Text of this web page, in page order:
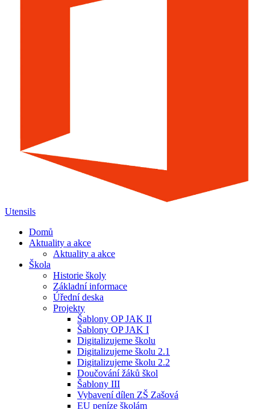
Utensils
Domů
Aktuality a akce
Aktuality a akce
Škola
Historie školy
Základní informace
Úřední deska
Projekty
Šablony OP JAK II
Šablony OP JAK I
Digitalizujeme školu
Digitalizujeme školu 2.1
Digitalizujeme školu 2.2
Doučování žáků škol
Šablony III
Vybavení dílen ZŠ Zašová
EU peníze školám